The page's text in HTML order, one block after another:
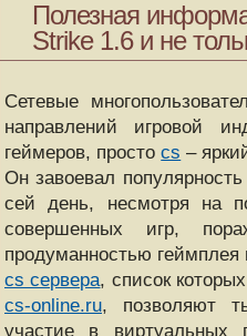
Полезная
Strike 1.6 и не
Сетевые
направлений игровой
геймеров, простоcs –
Он завоевал
сей день, несмотря на
совершенных игр,
продуманностью
cs сервера, список
cs-online.ru, позволяют
участие в виртуальных